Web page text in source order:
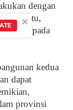
dengan
itu,
pada
kedua
dapat
provinsi
×